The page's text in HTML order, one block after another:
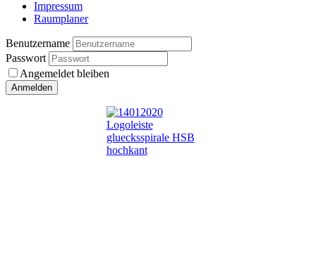
Impressum
Raumplaner
Benutzername
Passwort
Angemeldet bleiben